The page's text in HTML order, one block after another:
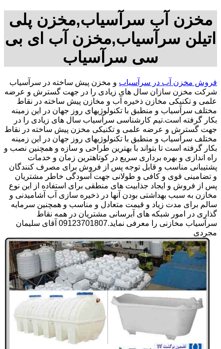
مخزن آب سرآسیاب,مخزن پلی
اتیلن سرآسیاب,مخزن آب ای بی
سی سرآسیاب
فروش مخزن آب در سرآسیاب و مخزن پیش ساخته در سرآسیاب
شرکت مخزن سازان سال های زیادی را در جهت گسترش و عرضه
علمی و تکنیکی مخازن ذخیره آب و مخازن پیش ساخته در نقاط
مختلف سرآسیاب و منطبق با تکنولوژیهای روز جهان در این زمینه
بکار گرفته است.تیم کارشناسی سرآسیاب سال های زیادی را در
جهت گسترش و عرضه علمی و تکنیکی مخزن پیش ساخته در نقاط
مختلف سرآسیاب و منطبق با تکنولوژیهای روز جهان در این زمینه
بکار گرفته است تا بتواند با بهترین طراحی و سازه و همچنین نصب و
راه اندازی و بهره برداری سریع در کوتاهترین زمان و خدمات
پشتیبانی مناسب و قابل توجه پس از فروش برای مصرف کنندگان
و تضامینی قوی و کافی و طولانی جهت آسودگی خاطر مشتریان
پس از فروش و ایجاد جذابیت های منطقی برای استفاده از این نوع
مخازن به سبب بهداشتی بودن آنها در ذخیره سازی آب آشامیدنی و
سالم برای مدت زیاد و قیمت متعادل و مناسب و همچنین سرمایه
گذاری در امور شبکه های آبرسانی مشتریان در همه نقاط
سرآسیاب مخازنی را معرفی نماید.09123701807 آقای سلیمان
مجردی